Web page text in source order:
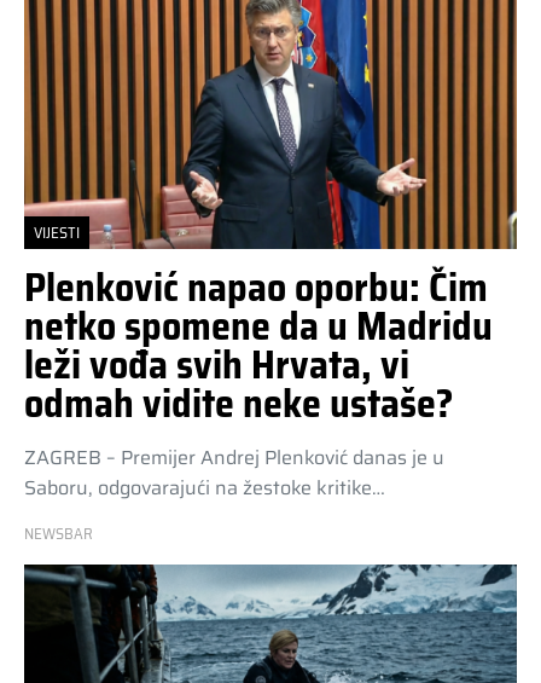
VIJESTI
Plenković napao oporbu: Čim
netko spomene da u Madridu
leži vođa svih Hrvata, vi
odmah vidite neke ustaše?
ZAGREB – Premijer Andrej Plenković danas je u
Saboru, odgovarajući na žestoke kritike…
NEWSBAR